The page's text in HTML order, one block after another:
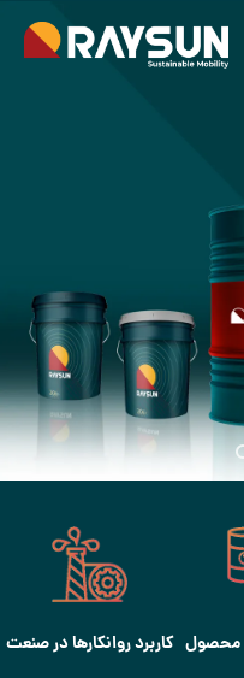
محصول کاربرد روانکارها در صنعت